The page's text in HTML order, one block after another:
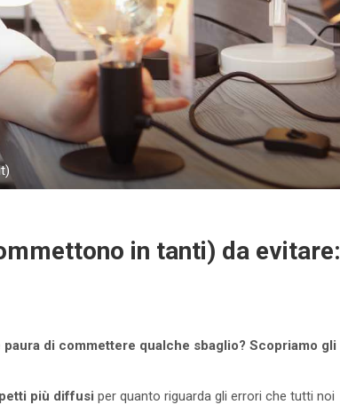
in tanti) da evitare:
di commettere qualche sbaglio? Scopriamo gli
più diffusi per quanto riguarda gli errori che tutti noi